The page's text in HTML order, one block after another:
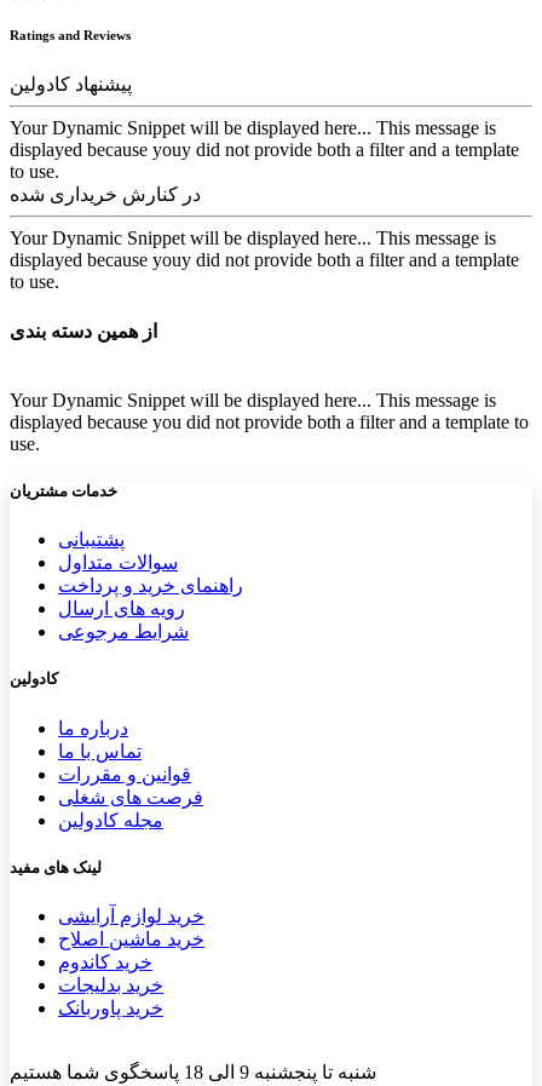
Ratings and Reviews
پیشنهاد کادولین
Your Dynamic Snippet will be displayed here... This message is
displayed because youy did not provide both a filter and a template
to use.
در کنارش خریداری شده
Your Dynamic Snippet will be displayed here... This message is
displayed because youy did not provide both a filter and a template
to use.
از همین دسته بندی
Your Dynamic Snippet will be displayed here... This message is
displayed because you did not provide both a filter and a template to
use.
خدمات مشتریان
پشتیب​​انی
سوالات متداول
راهنمای خرید و پرداخت
رویه های ارسال
شرایط مرجوعی
کادولین
درباره ما
تماس با ما
قوانین و مقررات
فرصت های شغلی
مجله کادولین
لینک های مفید
خرید لوازم آرایشی
خرید ماشین اصلاح
خرید کاندوم
خرید بدلیجات
خرید پاوربانک
شنبه تا پنجشنبه 9 الی 18 پاسخگوی شما هستیم